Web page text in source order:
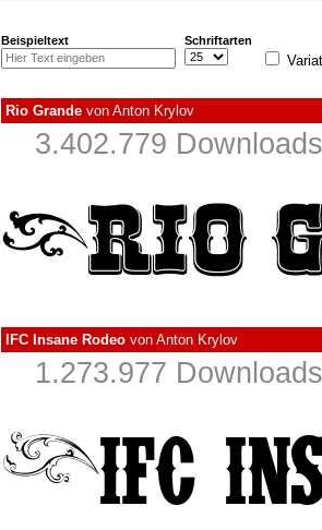
Beispieltext Schriftarten
Rio Grande von Anton Krylov
3.402.779
IFC Insane Rodeo von Anton Krylov
1.273.977